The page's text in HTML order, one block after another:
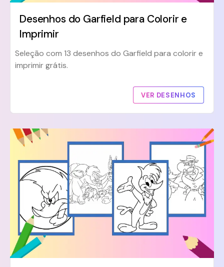
Desenhos do Garfield para Colorir e
Imprimir
Seleção com 13 desenhos do Garfield para colorir e
imprimir grátis.
VER DESENHOS